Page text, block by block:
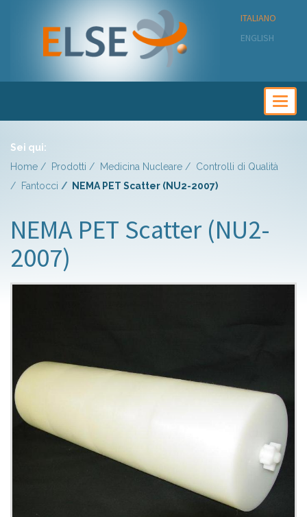
ITALIANO
ENGLISH
Sei qui:
Home
Prodotti Medicina Nucleare
Controlli di Qualità
Fantocci
NEMA PET Scatter (NU2-2007)
NEMA PET Scatter (NU2-
2007)